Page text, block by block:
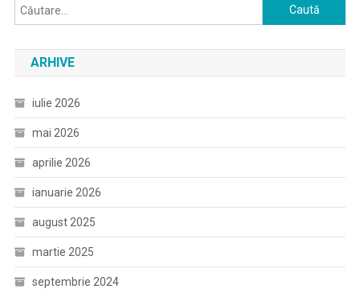
Caută
după:
ARHIVE
iulie 2026
mai 2026
aprilie 2026
ianuarie 2026
august 2025
martie 2025
septembrie 2024